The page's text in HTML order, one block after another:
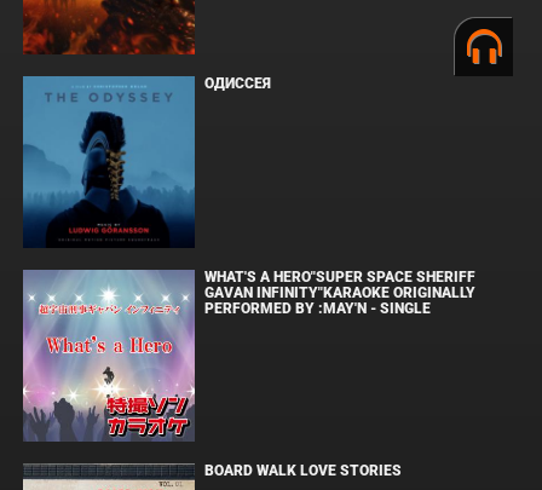
ОДИССЕЯ
WHAT'S A HERO"SUPER SPACE SHERIFF
GAVAN INFINITY"KARAOKE ORIGINALLY
PERFORMED BY :MAY'N - SINGLE
BOARD WALK LOVE STORIES